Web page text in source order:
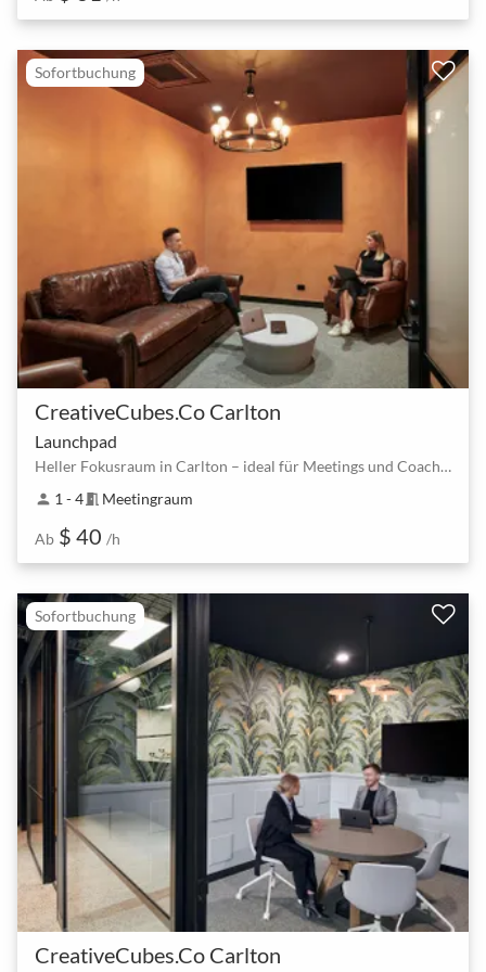
Sofortbuchung
CreativeCubes.Co Carlton
Launchpad
Heller Fokusraum in Carlton – ideal für Meetings und Coachings
person 1 - 4meeting_room Meetingraum
Ab $ 40 /h
Sofortbuchung
CreativeCubes.Co Carlton